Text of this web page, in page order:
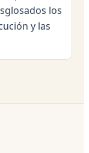
los
y las